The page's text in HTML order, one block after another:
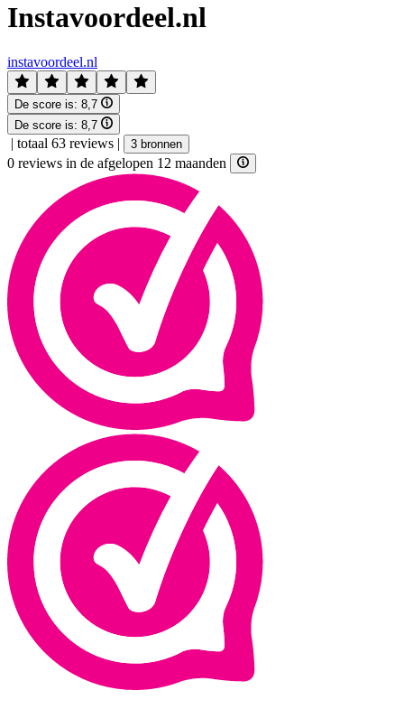
Instavoordeel.nl
instavoordeel.nl
De score is: 8,7
De score is: 8,7
| totaal 63 reviews | 3 bronnen
0 reviews in de afgelopen 12 maanden